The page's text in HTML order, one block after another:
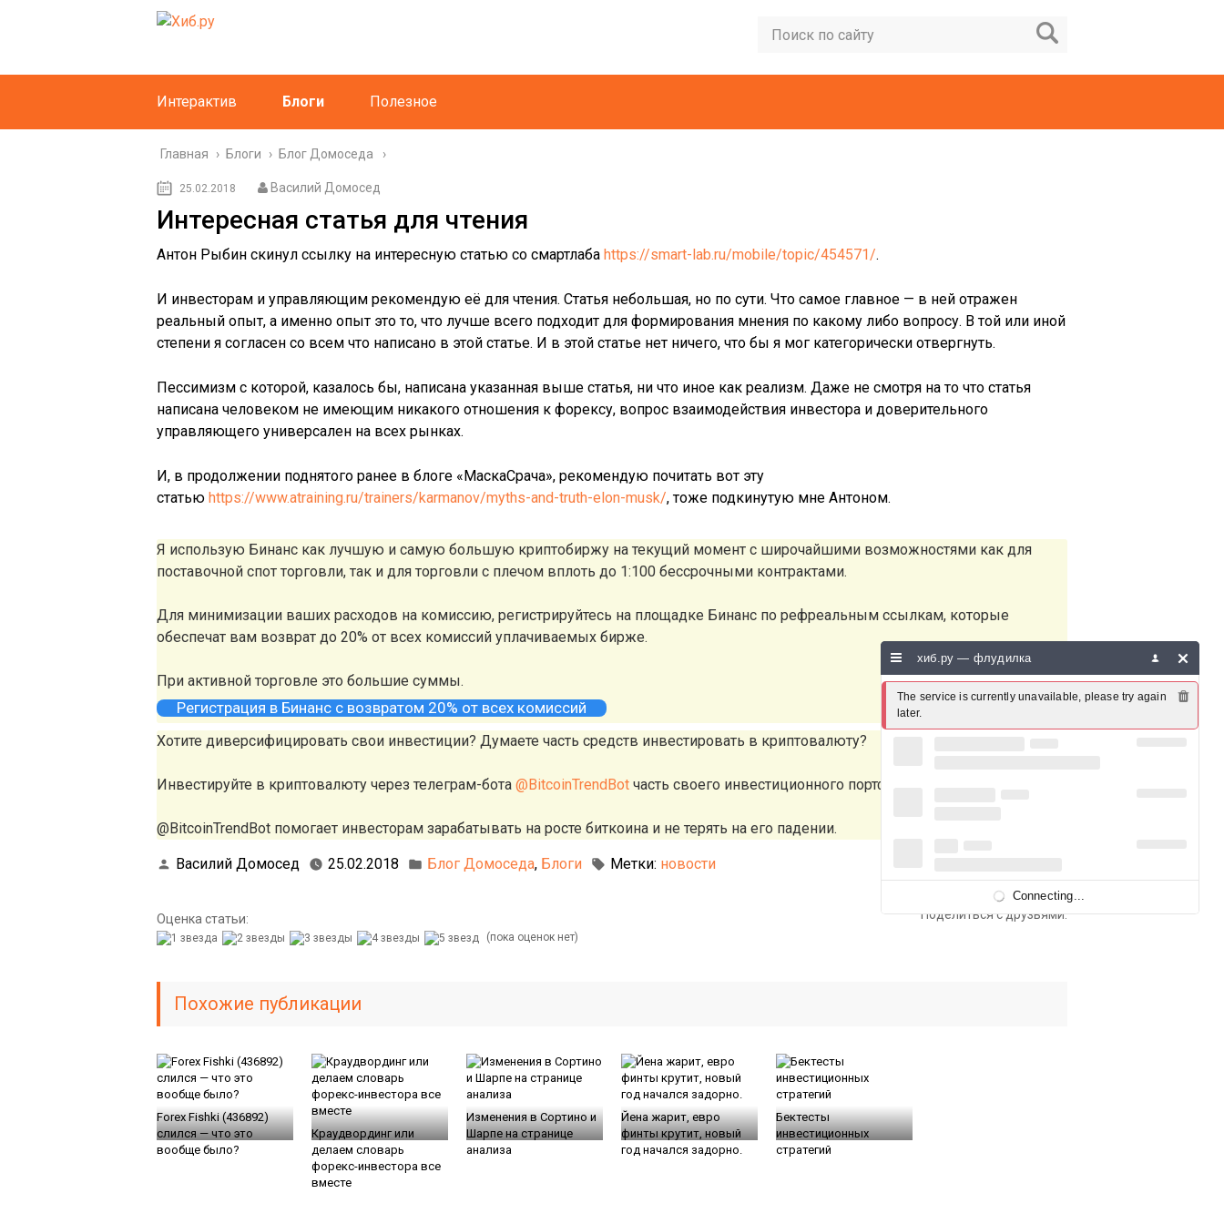
Интерактив Блоги Полезное
Главная › Блоги › Блог Домоседа
25.02.2018 Василий Домосед
Интересная статья для чтения
Антон Рыбин скинул ссылку на интересную статью со смартлаба https://smart-lab.ru/mobile/topic/454571/.
И инвесторам и управляющим рекомендую её для чтения. Статья небольшая, но по сути. Что самое главное — в ней отражен
реальный опыт, а именно опыт это то, что лучше всего подходит для формирования мнения по какому либо вопросу. В той или иной
степени я согласен со всем что написано в этой статье. И в этой статье нет ничего, что бы я мог категорически отвергнуть.
Пессимизм с которой, казалось бы, написана указанная выше статья, ни что иное как реализм. Даже не смотря на то что статья
написана человеком не имеющим никакого отношения к форексу, вопрос взаимодействия инвестора и доверительного
управляющего универсален на всех рынках.
И, в продолжении поднятого ранее в блоге «МаскаСрача», рекомендую почитать вот эту
статью https://www.atraining.ru/trainers/karmanov/myths-and-truth-elon-musk/, тоже подкинутую мне Антоном.
Я использую Бинанс как лучшую и самую большую криптобиржу на текущий момент с широчайшими возможностями как для
поставочной спот торговли, так и для торговли с плечом вплоть до 1:100 бессрочными контрактами.
Для минимизации ваших расходов на комиссию, регистрируйтесь на площадке Бинанс по рефреальным ссылкам, которые
обеспечат вам возврат до 20% от всех комиссий уплачиваемых бирже.
При активной торговле это большие суммы.
Регистрация в Бинанс с возвратом 20% от всех комиссий
Хотите диверсифицировать свои инвестиции? Думаете часть средств инвестировать в криптовалюту?
Инвестируйте в криптовалюту через телеграм-бота @BitcoinTrendBot часть своего инвестиционного портфеля.
@BitcoinTrendBot помогает инвесторам зарабатывать на росте биткоина и не терять на его падении.
Василий Домосед 25.02.2018 Блог Домоседа, Блоги Метки: новости
Оценка статьи:
(пока оценок нет)
Поделиться с друзьями:
Похожие публикации
Forex Fishki (436892)
слился — что это
вообще было?
Краудвординг или
делаем словарь
форекс-инвестора все
вместе
Изменения в Сортино и
Шарпе на странице
анализа
Йена жарит, евро
финты крутит, новый
год начался задорно.
Бектесты
инвестиционных
стратегий
хиб.ру — флудилка
The service is currently unavailable, please try again
later.
Connecting...